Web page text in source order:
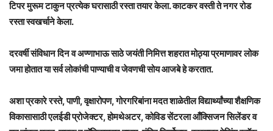
टिपर मुरूम टाकुन प्रत्येक घरासाठी रस्ता तयार केला. काटकर वस्ती ते नगर रोड
रस्ता स्वखर्चाने केला.
दरवर्षी संविधान दिन व अण्णाभाऊ साठे जयंती निमित्त शहरात मोठ्या प्रमाणावर लोक
जमा होतात या सर्व लोकांची पाण्याची व जेवणची सोय आजबे हे करतात.
अशा प्रकारे रस्ते, पाणी, वृक्षारोपण, गोरगरिबांना मदत शाळेतील विद्यार्थ्यांच्या शैक्षणिक
विकासासाठी एलईडी प्रोजेक्टर, होमथेअटर, कोविड सेंटरला आँक्सिजन सिलेंडर व